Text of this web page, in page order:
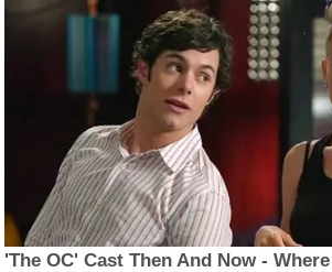
'The OC' Cast Then And Now -